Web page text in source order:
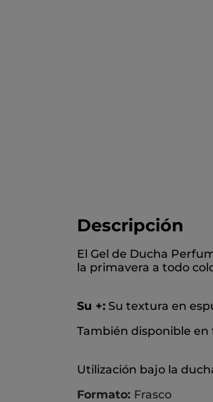
Descripción
El Gel de Ducha
la primavera a todo
Su +: Su textura en
También disponible
Utilización bajo la
Formato: Frasco